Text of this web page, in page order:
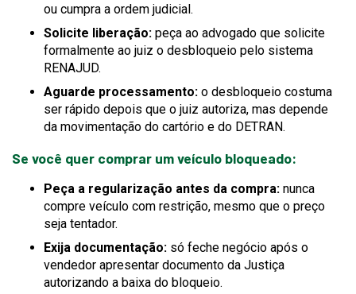
ou cumpra a ordem judicial.
Solicite liberação: peça ao advogado que solicite
formalmente ao juiz o desbloqueio pelo sistema
RENAJUD.
Aguarde processamento: o desbloqueio costuma
ser rápido depois que o juiz autoriza, mas depende
da movimentação do cartório e do DETRAN.
Se você quer comprar um veículo bloqueado:
Peça a regularização antes da compra: nunca
compre veículo com restrição, mesmo que o preço
seja tentador.
Exija documentação: só feche negócio após o
vendedor apresentar documento da Justiça
autorizando a baixa do bloqueio.